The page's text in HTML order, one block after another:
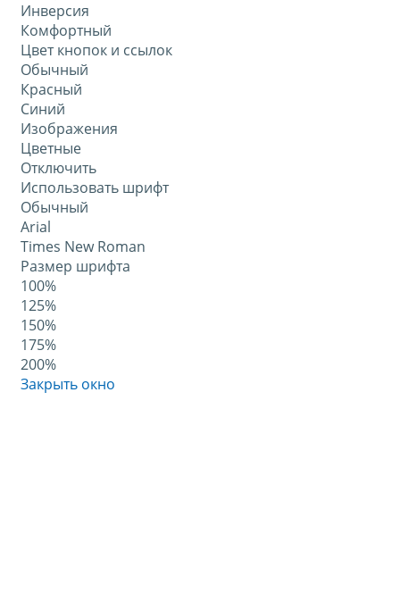
Инверсия
Комфортный
Цвет кнопок и ссылок
Обычный
Красный
Синий
Изображения
Цветные
Отключить
Использовать шрифт
Обычный
Arial
Times New Roman
Размер шрифта
100%
125%
150%
175%
200%
Закрыть окно